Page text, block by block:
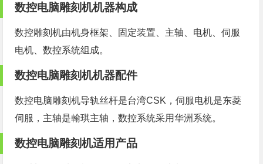
数控电脑雕刻机机器构成
数控雕刻机由机身框架、固定装置、主轴、电机、伺服
电机、数控系统组成。
数控电脑雕刻机机器配件
数控电脑雕刻机导轨丝杆是台湾CSK，伺服电机是东菱
伺服，主轴是翰琪主轴，数控系统采用华洲系统。
数控电脑雕刻机适用产品